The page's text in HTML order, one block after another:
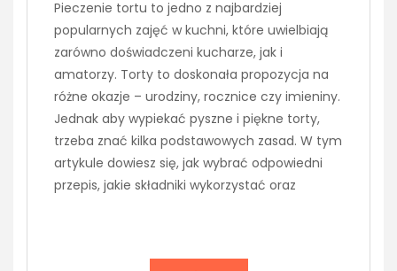
Pieczenie tortu to jedno z najbardziej
popularnych zajęć w kuchni, które uwielbiają
zarówno doświadczeni kucharze, jak i
amatorzy. Torty to doskonała propozycja na
różne okazje – urodziny, rocznice czy imieniny.
Jednak aby wypiekać pyszne i piękne torty,
trzeba znać kilka podstawowych zasad. W tym
artykule dowiesz się, jak wybrać odpowiedni
przepis, jakie składniki wykorzystać oraz